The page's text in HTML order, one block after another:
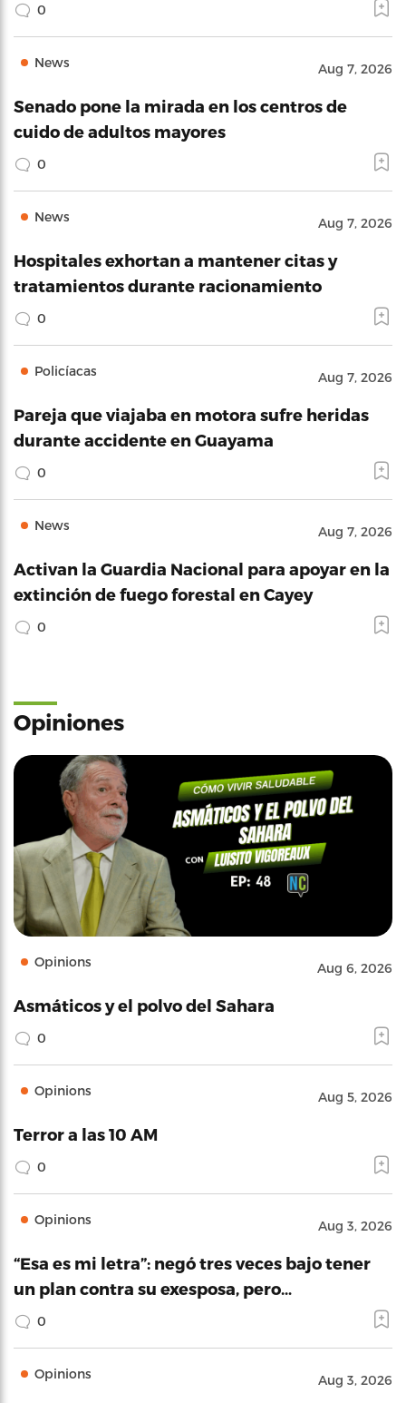
0
News Aug 7, 2026
Senado pone la mirada en los centros de
cuido de adultos mayores
0
News Aug 7, 2026
Hospitales exhortan a mantener citas y
tratamientos durante racionamiento
0
Policíacas Aug 7, 2026
Pareja que viajaba en motora sufre heridas
durante accidente en Guayama
0
News Aug 7, 2026
Activan la Guardia Nacional para apoyar en la
extinción de fuego forestal en Cayey
0
Opiniones
Opinions Aug 6, 2026
Asmáticos y el polvo del Sahara
0
Opinions Aug 5, 2026
Terror a las 10 AM
0
Opinions Aug 3, 2026
“Esa es mi letra”: negó tres veces bajo tener
un plan contra su exesposa, pero…
0
Opinions Aug 3, 2026